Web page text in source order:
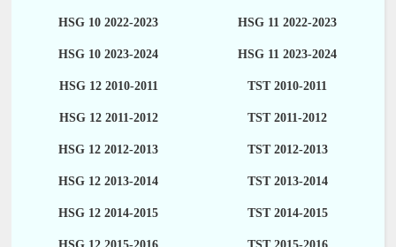
HSG 10 2022-2023 HSG 11 2022-2023
HSG 10 2023-2024 HSG 11 2023-2024
HSG 12 2010-2011 TST 2010-2011
HSG 12 2011-2012 TST 2011-2012
HSG 12 2012-2013 TST 2012-2013
HSG 12 2013-2014 TST 2013-2014
HSG 12 2014-2015 TST 2014-2015